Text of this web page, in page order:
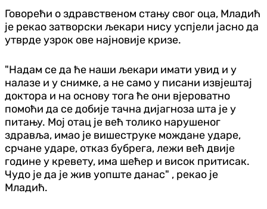
Говорећи о здравственом стању свог оца, Младић
је рекао затворски љекари нису успјели јасно да
утврде узрок ове најновије кризе.
"Надам се да ће наши љекари имати увид и у
налазе и у снимке, а не само у писани извјештај
доктора и на основу тога ће они вјероватно
помоћи да се добије тачна дијагноза шта је у
питању. Мој отац је већ толико нарушеног
здравља, имао је вишеструке мождане ударе,
срчане ударе, отказ бубрега, лежи већ двије
године у кревету, има шећер и висок притисак.
Чудо је да је жив уопште данас" , рекао је
Младић.